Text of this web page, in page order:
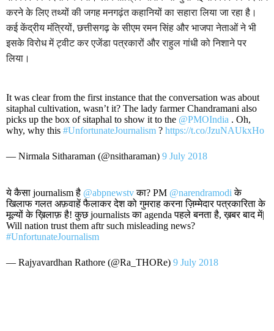
करने के लिए तथ्यों की जगह मनगढ़ंत कहानियों का सहारा लिया जा रहा है।
कई केंद्रीय मंत्रियों, छत्तीसगढ़ के सीएम रमन सिंह और भाजपा नेताओं ने भी
इसके विरोध में ट्वीट कर एजेंडा पत्रकारों और राहुल गांधी को निशाने पर
लिया।
It was clear from the first instance that the conversation was about
sitaphal cultivation, wasn’t it? The lady farmer Chandramani also
picks up the box of sitaphal to show it to the @PMOIndia . Oh,
why, why this #UnfortunateJournalism ? https://t.co/JzuNAUkxHo
— Nirmala Sitharaman (@nsitharaman) 9 July 2018
ये कैसा journalism है @abpnewstvका? PM @narendramodi के
खिलाफ गलत अफ़वाहें फैलाकर देश को गुमराह करना ज़िम्मेदार पत्रकारिता के
मूल्यों के ख़िलाफ़ है! कुछ journalists का agenda पहले बनता है, ख़बर बाद में|
Will nation trust them aftr such misleading news?
#UnfortunateJournalism
— Rajyavardhan Rathore (@Ra_THORe) 9 July 2018